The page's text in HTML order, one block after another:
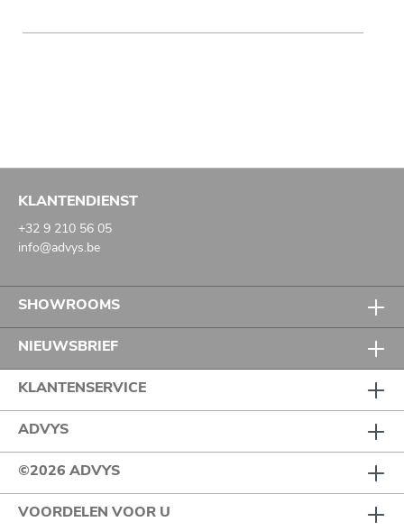
KLANTENDIENST
+32 9 210 56 05
info@advys.be
SHOWROOMS
NIEUWSBRIEF
KLANTENSERVICE
ADVYS
©2026 ADVYS
VOORDELEN VOOR U